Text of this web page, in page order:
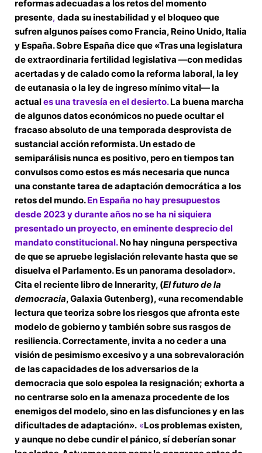
reformas adecuadas a los retos del momento
presente,dada su inestabilidad y el bloqueo que
sufren algunos países como Francia, Reino Unido, Italia
y España. Sobre España dice que «Tras una legislatura
de extraordinaria fertilidad legislativa —con medidas
acertadas y de calado como la reforma laboral, la ley
de eutanasia o la ley de ingreso mínimo vital— la
actuales una travesía en el desierto.La buena marcha
de algunos datos económicos no puede ocultar el
fracaso absoluto de una temporada desprovista de
sustancial acción reformista. Un estado de
semiparálisis nunca es positivo, pero en tiempos tan
convulsos como estos es más necesaria que nunca
una constante tarea de adaptación democrática a los
retos del mundo.En España no hay presupuestos
desde 2023 y durante años no se ha ni siquiera
presentado un proyecto, en eminente desprecio del
mandato constitucional.No hay ninguna perspectiva
de que se apruebe legislación relevante hasta que se
disuelva el Parlamento. Es un panorama desolador».
Cita el reciente libro de Innerarity, (El futuro de la
democracia, Galaxia Gutenberg), «una recomendable
lectura que teoriza sobre los riesgos que afronta este
modelo de gobierno y también sobre sus rasgos de
resiliencia. Correctamente, invita a no ceder a una
visión de pesimismo excesivo y a una sobrevaloración
de las capacidades de los adversarios de la
democracia que solo espolea la resignación; exhorta a
no centrarse solo en la amenaza procedente de los
enemigos del modelo, sino en las disfunciones y en las
dificultades de adaptación». «Los problemas existen,
y aunque no debe cundir el pánico, sí deberían sonar